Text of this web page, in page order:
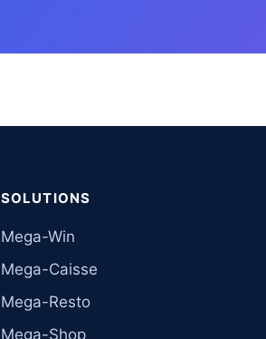
SOLUTIONS
Mega-Win
Mega-Caisse
Mega-Resto
Mega-Shop